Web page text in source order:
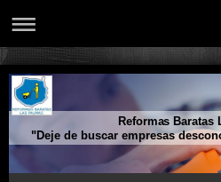
Reformas Baratas
"Deje de buscar empresas